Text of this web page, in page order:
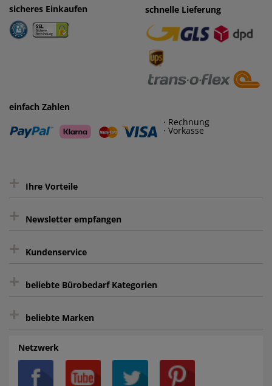
sicheres Einkaufen einfaches Zahlen
· Rechnung
· Vorkasse
schnelle Lieferung
einfach Zahlen
· Rechnung
· Vorkasse
+ Ihre Vorteile
Kauf auf Rechnung³
sicher Shoppen durch SSL
intelligentes Kundenkonto
+ Newsletter empfangen
Sie können sich zu jeder Zeit abmelden.
+ Kundenservice
Kontakt
FAQ
AGB
Datenschutz
Privatsphäre-Einstellungen
+ beliebte Bürobedarf Kategorien
Aktenvernichter
Batterien
Bleistifte
Blöcke
Heftstreifen
Kaffee
Radiergummis
Schnellhefter
+ beliebte Marken
Alco
Avery/Zweckform
Leitz
Läufer
Netzwerk